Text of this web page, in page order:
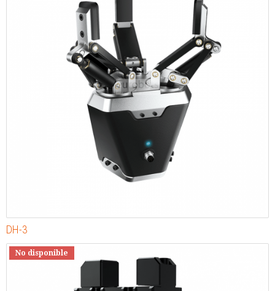
DH-3
No disponible